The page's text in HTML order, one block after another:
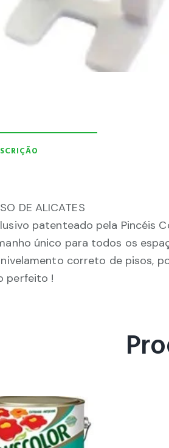
DE ALICATES
patenteado pela Pincéis
único para todos os
correto de pisos,
perfeito !